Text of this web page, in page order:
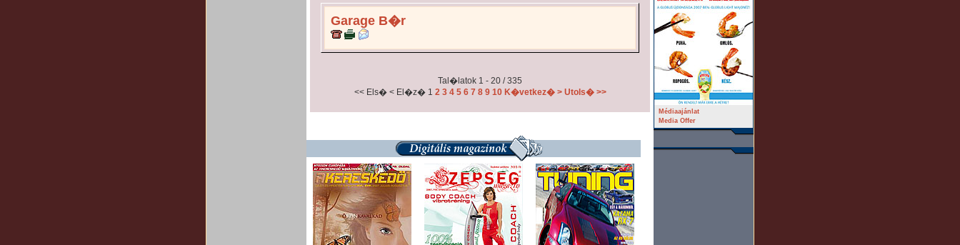
Garage B�r
Tal�latok 1 - 20 / 335
<< Els� < El�z� 1 2 3 4 5 6 7 8 9 10 K�vetkez� > Utols� >>
Médiaajánlat
Media Offer